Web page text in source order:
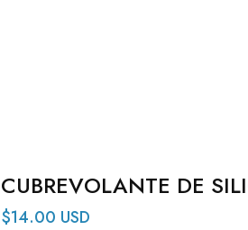
CUBREVOLANTE DE
$14.00 USD